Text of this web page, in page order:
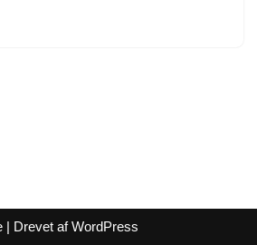
| Drevet afWordPress